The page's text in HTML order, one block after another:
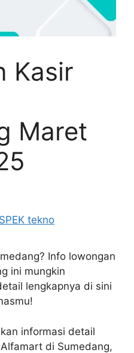
Kasir
Maret
SPEK tekno
Info lowongan
ini mungkin
lengkapnya di sini
informasi detail
di Sumedang,